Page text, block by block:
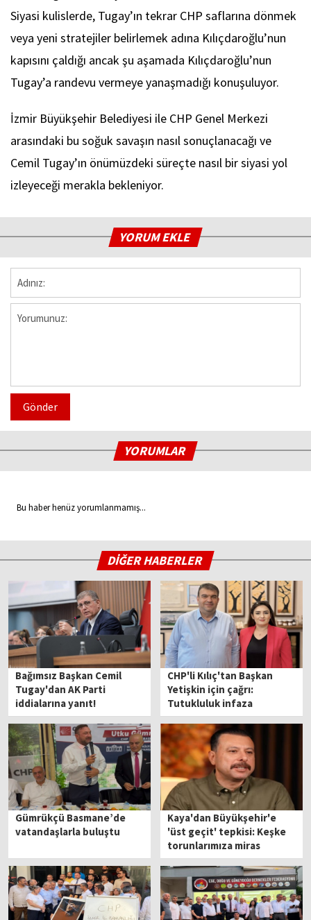
Siyasi kulislerde, Tugay’ın tekrar CHP saflarına dönmek
veya yeni stratejiler belirlemek adına Kılıçdaroğlu’nun
kapısını çaldığı ancak şu aşamada Kılıçdaroğlu’nun
Tugay’a randevu vermeye yanaşmadığı konuşuluyor.
İzmir Büyükşehir Belediyesi ile CHP Genel Merkezi
arasındaki bu soğuk savaşın nasıl sonuçlanacağı ve
Cemil Tugay’ın önümüzdeki süreçte nasıl bir siyasi yol
izleyeceği merakla bekleniyor.
YORUM EKLE
Gönder
YORUMLAR
Bu haber henüz yorumlanmamış...
DİĞER HABERLER
Bağımsız Başkan Cemil
Tugay'dan AK Parti
iddialarına yanıt!
CHP'li Kılıç'tan Başkan
Yetişkin için çağrı:
Tutukluluk infaza
dönüşmesin!
Gümrükçü Basmane’de
vatandaşlarla buluştu
Kaya'dan Büyükşehir'e
'üst geçit' tepkisi: Keşke
torunlarımıza miras
kalmasaydı!